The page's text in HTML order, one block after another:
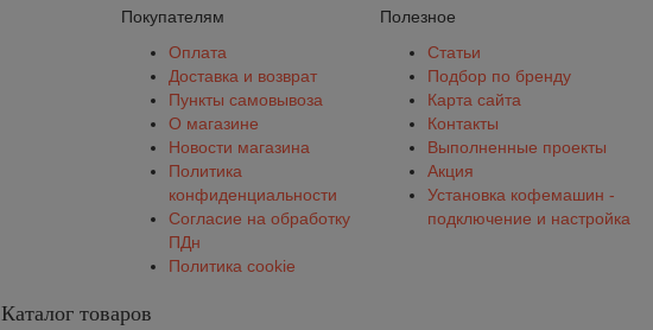
Покупателям
Оплата
Доставка и возврат
Пункты самовывоза
О магазине
Новости магазина
Политика
конфиденциальности
Согласие на обработку
ПДн
Политика cookie
Полезное
Статьи
Подбор по бренду
Карта сайта
Контакты
Выполненные проекты
Акция
Установка кофемашин -
подключение и настройка
Каталог товаров